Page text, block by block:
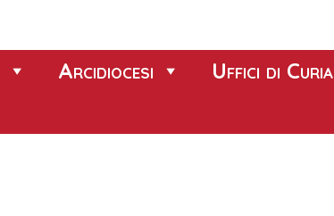
Arcidiocesi Uffici di Curia